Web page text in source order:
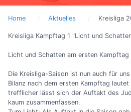
Home Aktuelles Kreisliga
Kreisliga Kampftag 1 "Licht und
Licht und Schatten am ersten Kampftag
Die Kreisliga-Saison ist nun auch für
Bilanz nach dem ersten Kampftag lautet
trefflicher lässt sich der Auftakt des
kaum zusammenfassen.